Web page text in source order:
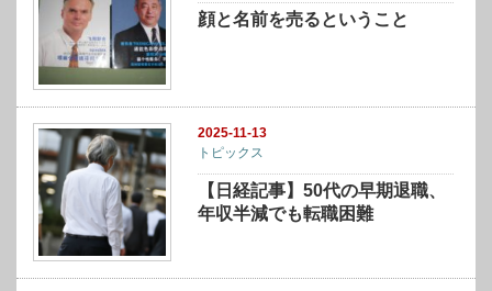
顔と名前を売るということ
2025-11-13
トピックス
【日経記事】50代の早期退職、
年収半減でも転職困難